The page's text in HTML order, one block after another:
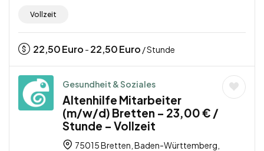
Vollzeit
22,50Euro - 22,50Euro / Stunde
Gesundheit & Soziales
Altenhilfe Mitarbeiter
(m/w/d) Bretten – 23,00 € /
Stunde – Vollzeit
75015 Bretten, Baden-Württemberg,